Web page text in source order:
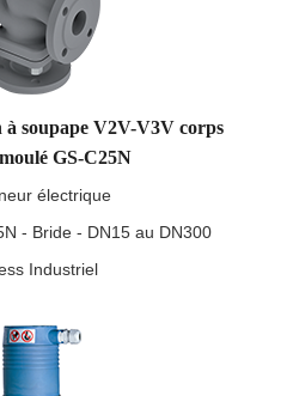
à soupape V2V-V3V corps
GS-C25N
électrique
- Bride - DN15 au DN300
Industriel